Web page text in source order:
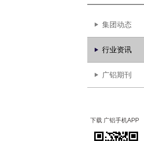
集团动态
行业资讯
广铝期刊
下载 广铝手机APP